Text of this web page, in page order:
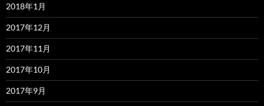
2018年1月
2017年12月
2017年11月
2017年10月
2017年9月